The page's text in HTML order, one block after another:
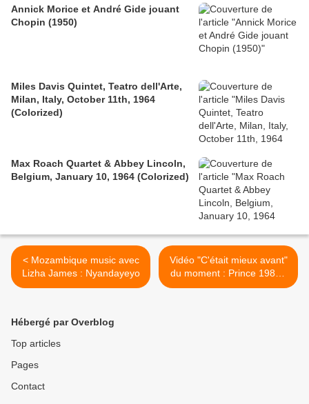
Annick Morice et André Gide jouant
Chopin (1950)
Miles Davis Quintet, Teatro dell'Arte,
Milan, Italy, October 11th, 1964
(Colorized)
Max Roach Quartet & Abbey Lincoln,
Belgium, January 10, 1964 (Colorized)
< Mozambique music avec
Lizha James : Nyandayeyo
Vidéo "C'était mieux avant"
du moment : Prince 1985 -
par Sear / Get Busy >
Hébergé par Overblog
Top articles
Pages
Contact